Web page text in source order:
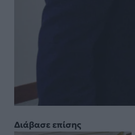
Διάβασε επίσης